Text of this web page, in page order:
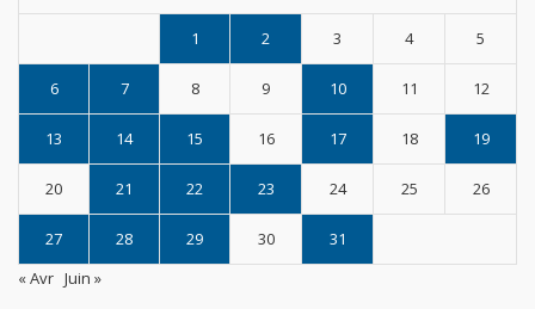
1 2 3 4 5
6 7 8 9 10 11 12
13 14 15 16 17 18 19
20 21 22 23 24 25 26
27 28 29 30
31
« Avr Juin »